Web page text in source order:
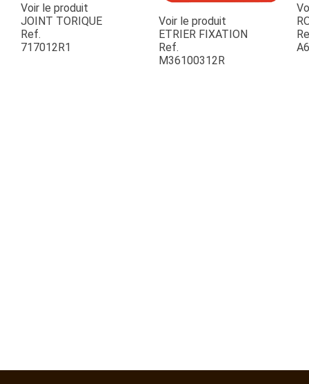
JOUET
ESPACES VERTS
Voir le produit
JOINT TORIQUE
Ref.
717012R1
Voir le produit
ETRIER FIXATION
Ref.
M36100312R